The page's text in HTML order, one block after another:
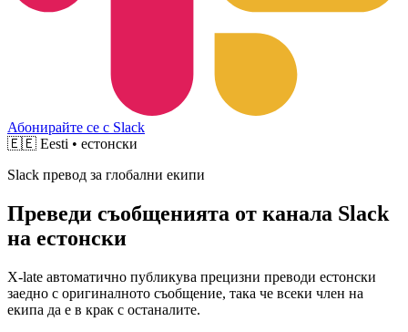
Абонирайте се с Slack
🇪🇪 Eesti • естонски
Slack превод за глобални екипи
Преведи съобщенията от канала Slack
на естонски
X-late автоматично публикува прецизни преводи естонски
заедно с оригиналното съобщение, така че всеки член на
екипа да е в крак с останалите.